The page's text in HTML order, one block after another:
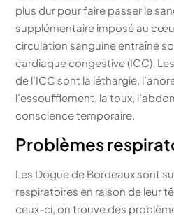
plus dur pour faire passer le
supplémentaire imposé au
circulation sanguine entraîne
cardiaque congestive (ICC).
de l’ICC sont la léthargie,
l’essoufflement, la toux,
conscience temporaire.
Problèmes
Les Dogue de Bordeaux sont
respiratoires en raison de leur
ceux-ci, on trouve des